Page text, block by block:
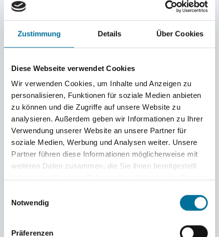
Zustimmung Details Über Cookies
Diese Webseite verwendet Cookies
Wir verwenden Cookies, um Inhalte und Anzeigen zu
personalisieren, Funktionen für soziale Medien anbieten
zu können und die Zugriffe auf unsere Website zu
analysieren. Außerdem geben wir Informationen zu Ihrer
Verwendung unserer Website an unsere Partner für
soziale Medien, Werbung und Analysen weiter. Unsere
Partner führen diese Informationen möglicherweise mit
weiteren Daten zusammen, die Sie ihnen bereitgestellt
Notwendig
Präferenzen
wurden sie auch schon von ihrem Schlafsack erwartet.
Zelte aufbauen bei der Expi © Inka